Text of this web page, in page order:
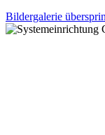
Bildergalerie